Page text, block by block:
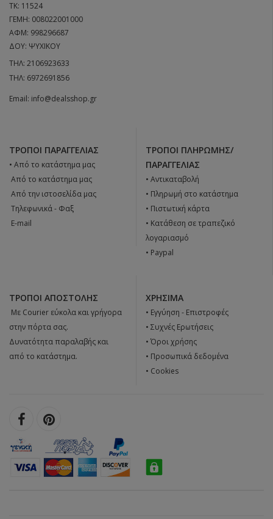
ΤΚ: 11524
ΓΕΜΗ: 008022001000
ΑΦΜ: 998296687
ΔΟΥ: ΨΥΧΙΚΟΥ
ΤΗΛ: 2106923633
ΤΗΛ: 6972691856
Email: info@dealsshop.gr
ΤΡΌΠΟΙ ΠΑΡΑΓΓΕΛΊΑΣ
• Από το κατάστημα μας
 Από το κατάστημα μας
 Από την ιστοσελίδα μας
 Tηλεφωνικά - Φαξ
 E-mail
ΤΡΌΠΟΙ ΠΛΗΡΩΜΉΣ/
ΠΑΡΑΓΓΕΛΊΑΣ
• Αντικαταβολή
• Πληρωμή στο κατάστημα
• Πιστωτική κάρτα
• Κατάθεση σε τραπεζικό
λογαριασμό
• Paypal
ΤΡΌΠΟΙ ΑΠΟΣΤΟΛΉΣ
 Με Courier εύκολα και γρήγορα
στην πόρτα σας.
Δυνατότητα παραλαβής και
από το κατάστημα.
ΧΡΉΣΙΜΑ
• Εγγύηση - Επιστροφές
• Συχνές Ερωτήσεις
• Όροι χρήσης
• Προσωπικά δεδομένα
• Cookies